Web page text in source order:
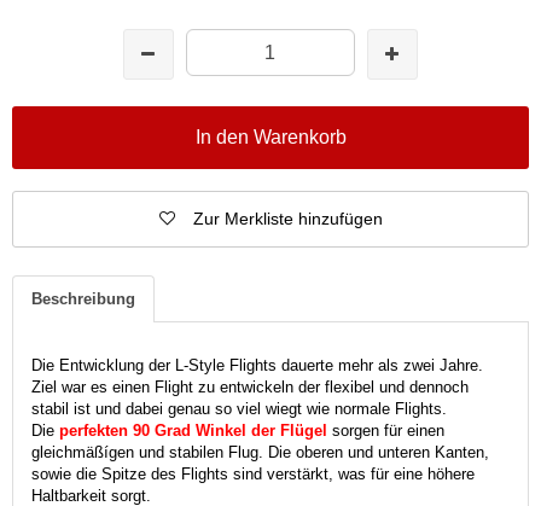
In den Warenkorb
Zur Merkliste hinzufügen
Beschreibung
Die Entwicklung der L-Style Flights dauerte mehr als zwei Jahre.
Ziel war es einen Flight zu entwickeln der flexibel und dennoch
stabil ist und dabei genau so viel wiegt wie normale Flights.
Die perfekten 90 Grad Winkel der Flügel sorgen für einen
gleichmäßígen und stabilen Flug. Die oberen und unteren Kanten,
sowie die Spitze des Flights sind verstärkt, was für eine höhere
Haltbarkeit sorgt.